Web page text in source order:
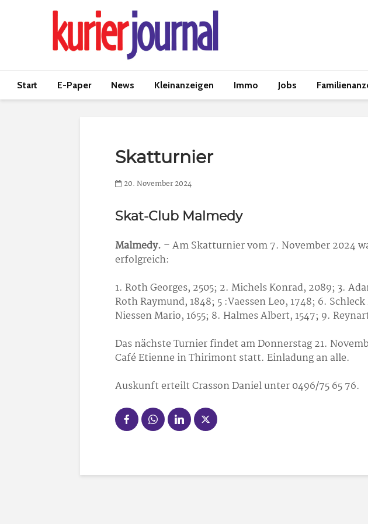
Start E-Paper News Kleinanzeigen Immo Jobs
Skatturnier
20. November 2024
Skat-Club Malmedy
Malmedy. – Am Skatturnier vom 7. November 2024
erfolgreich:
1. Roth Georges, 2505; 2. Michels Konrad, 2089; 3.
Roth Raymund, 1848; 5 :Vaessen Leo, 1748; 6.
Niessen Mario, 1655; 8. Halmes Albert, 1547; 9.
Das nächste Turnier findet am Donnerstag 21.
Café Etienne in Thirimont statt. Einladung an alle.
Auskunft erteilt Crasson Daniel unter 0496/75 65 76.